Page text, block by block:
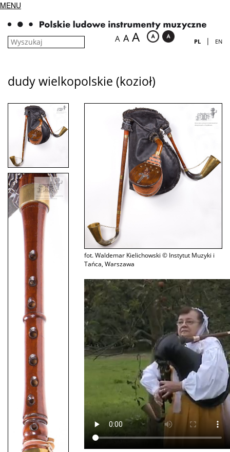
MENU
A A A PL | EN
dudy wielkopolskie (kozioł)
fot. Waldemar Kielichowski © Instytut Muzyki i
Tańca, Warszawa